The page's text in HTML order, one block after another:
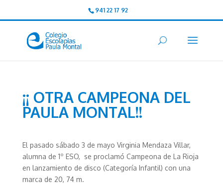
941 22 17 92
¡¡ OTRA CAMPEONA DEL
PAULA MONTAL!!
El pasado sábado 3 de mayo Virginia Mendaza Villar,
alumna de 1º ESO, se proclamó Campeona de La Rioja
en lanzamiento de disco (Categoría Infantil) con una
marca de 20, 74 m.